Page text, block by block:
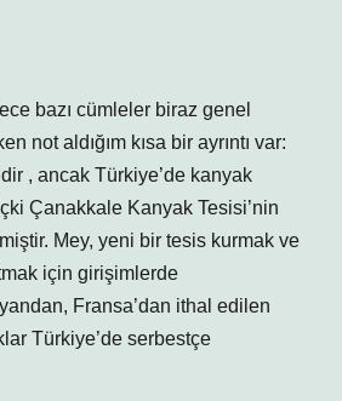
bazı cümleler biraz genel
not aldığım kısa bir ayrıntı var:
, ancak Türkiye’de kanyak
Çanakkale Kanyak Tesisi’nin
Mey, yeni bir tesis kurmak ve
için girişimlerde
Fransa’dan ithal edilen
Türkiye’de serbestçe